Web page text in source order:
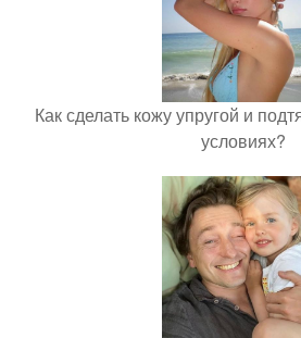
Как сделать кожу упругой и
условиях?